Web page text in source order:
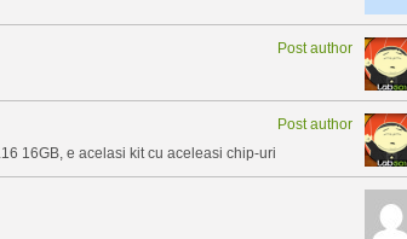
Post author
Post author
16GB, e acelasi kit cu aceleasi chip-uri